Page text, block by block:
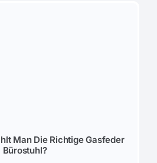
Man Die Richtige Gasfeder
Bürostuhl?